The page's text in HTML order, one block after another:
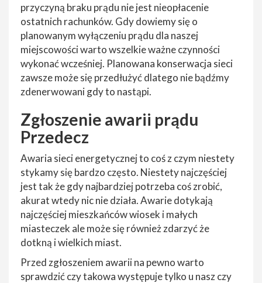
przyczyną braku prądu nie jest nieopłacenie
ostatnich rachunków. Gdy dowiemy się o
planowanym wyłączeniu prądu dla naszej
miejscowości warto wszelkie ważne czynności
wykonać wcześniej. Planowana konserwacja sieci
zawsze może się przedłużyć dlatego nie bądźmy
zdenerwowani gdy to nastąpi.
Zgłoszenie awarii prądu
Przedecz
Awaria sieci energetycznej to coś z czym niestety
stykamy się bardzo często. Niestety najczęściej
jest tak że gdy najbardziej potrzeba coś zrobić,
akurat wtedy nic nie działa. Awarie dotykają
najczęściej mieszkańców wiosek i małych
miasteczek ale może się również zdarzyć że
dotkną i wielkich miast.
Przed zgłoszeniem awarii na pewno warto
sprawdzić czy takowa występuje tylko u nasz czy